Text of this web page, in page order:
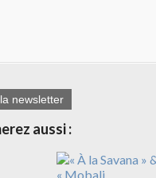
newsletter
aussi :